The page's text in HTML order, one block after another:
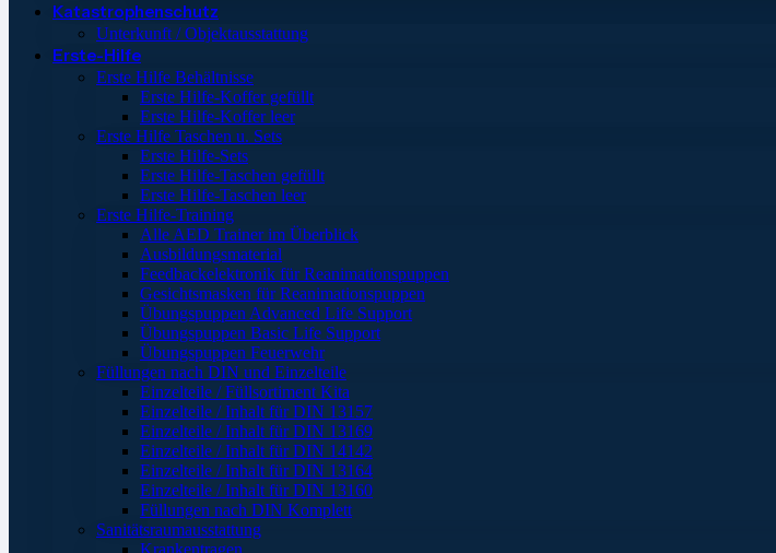
Katastrophenschutz
Unterkunft / Objektausstattung
Erste-Hilfe
Erste Hilfe Behältnisse
Erste Hilfe-Koffer gefüllt
Erste Hilfe-Koffer leer
Erste Hilfe Taschen u. Sets
Erste Hilfe-Sets
Erste Hilfe-Taschen gefüllt
Erste Hilfe-Taschen leer
Erste Hilfe-Training
Alle AED Trainer im Überblick
Ausbildungsmaterial
Feedbackelektronik für Reanimationspuppen
Gesichtsmasken für Reanimationspuppen
Übungspuppen Advanced Life Support
Übungspuppen Basic Life Support
Übungspuppen Feuerwehr
Füllungen nach DIN und Einzelteile
Einzelteile / Füllsortiment Kita
Einzelteile / Inhalt für DIN 13157
Einzelteile / Inhalt für DIN 13169
Einzelteile / Inhalt für DIN 14142
Einzelteile / Inhalt für DIN 13164
Einzelteile / Inhalt für DIN 13160
Füllungen nach DIN Komplett
Sanitätsraumausstattung
Krankentragen